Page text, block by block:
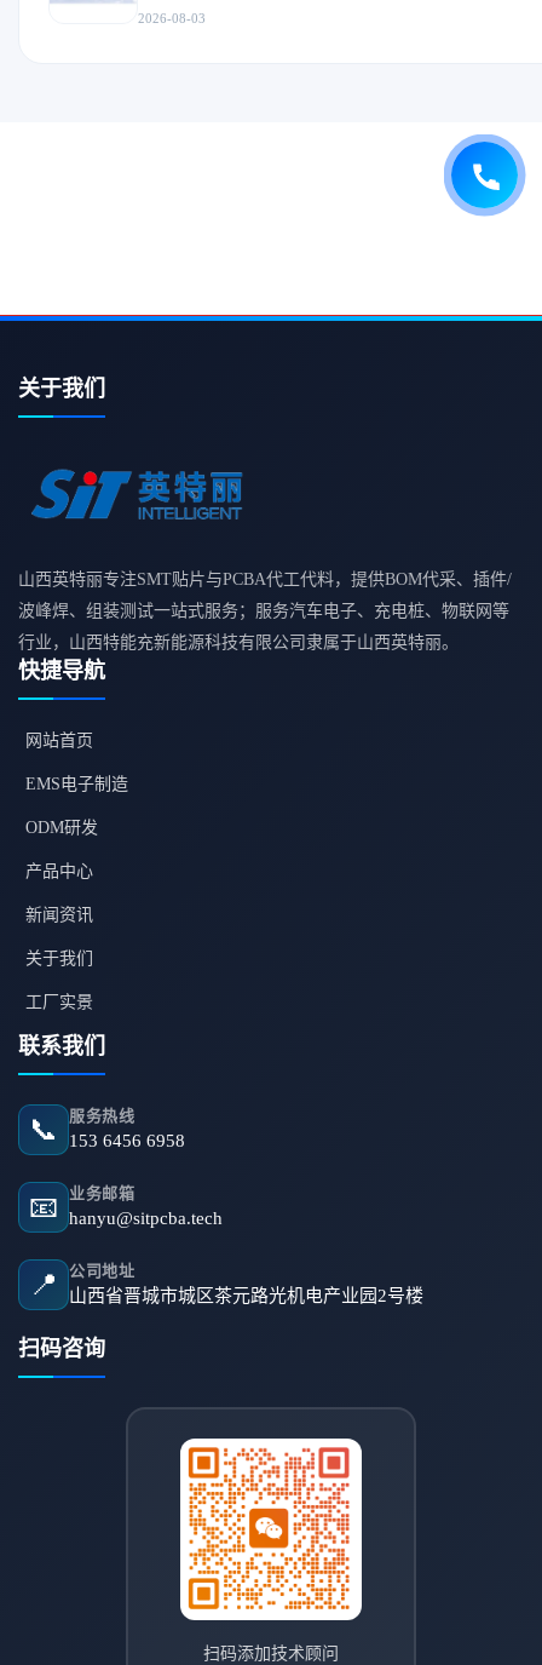
2026-08-03
关于我们
山西英特丽专注SMT贴片与PCBA代工代料，提供BOM代采、插件/
波峰焊、组装测试一站式服务；服务汽车电子、充电桩、物联网等
行业，山西特能充新能源科技有限公司隶属于山西英特丽。
快捷导航
网站首页
EMS电子制造
ODM研发
产品中心
新闻资讯
关于我们
工厂实景
联系我们
📞 服务热线
153 6456 6958
📧 业务邮箱
hanyu@sitpcba.tech
📍 公司地址
山西省晋城市城区茶元路光机电产业园2号楼
扫码咨询
扫码添加技术顾问